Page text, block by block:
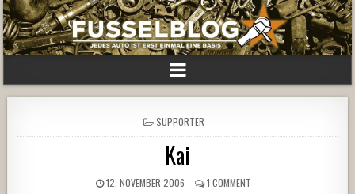
POSTED
IN
SUPPORTER
Kai
12. NOVEMBER 2006 1 COMMENT